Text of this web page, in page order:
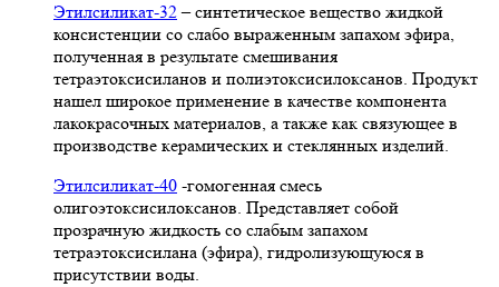
Этилсиликат-32– синтетическое вещество жидкой
консистенции со слабо выраженным запахом эфира,
полученная в результате смешивания
тетpаэтоксисиланов и полиэтоксисилоксанов. Продукт
нашел широкое применение в качестве компонента
лакокрасочных материалов, а также как связующее в
производстве керамических и стеклянных изделий.
Этилсиликат-40 -гомогенная смесь
олигоэтоксисилоксанов. Представляет собой
прозрачную жидкость со слабым запахом
тетраэтоксисилана (эфира), гидролизующуюся в
присутствии воды.